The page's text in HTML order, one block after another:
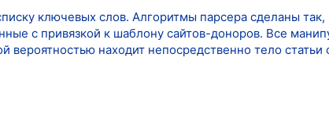
ключевых слов. Алгоритмы парсера сделаны
с привязкой к шаблону сайтов-доноров. Все
вероятностью находит непосредственно тело статьи